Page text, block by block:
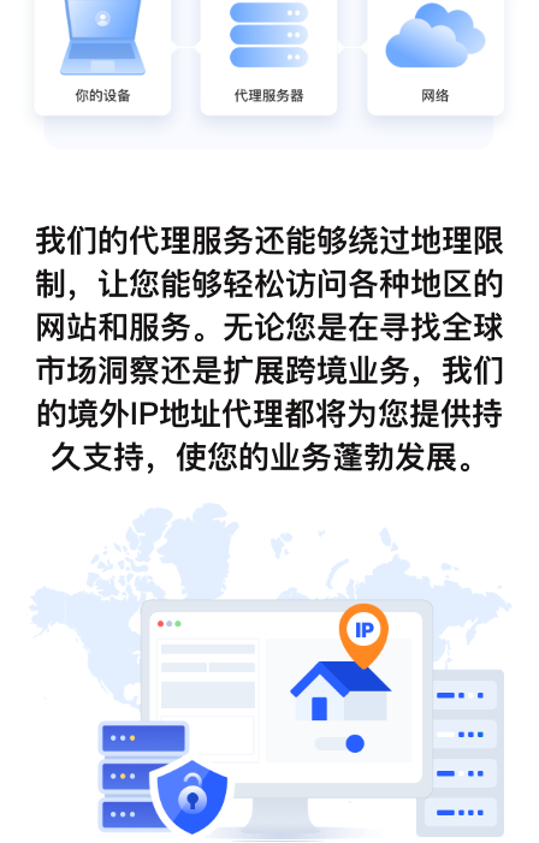
我们的代理服务还能够绕过地理限
制，让您能够轻松访问各种地区的
网站和服务。无论您是在寻找全球
市场洞察还是扩展跨境业务，我们
的境外IP地址代理都将为您提供持
久支持，使您的业务蓬勃发展。